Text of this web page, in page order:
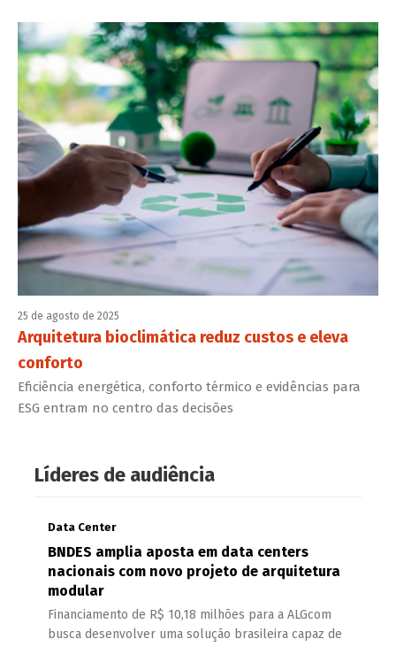
25 de agosto de 2025
Arquitetura bioclimática reduz custos e eleva
conforto
Eficiência energética, conforto térmico e evidências para
ESG entram no centro das decisões
Líderes de audiência
Data Center
BNDES amplia aposta em data centers
nacionais com novo projeto de arquitetura
modular
Financiamento de R$ 10,18 milhões para a ALGcom
busca desenvolver uma solução brasileira capaz de